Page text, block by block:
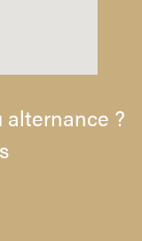
alternance ?